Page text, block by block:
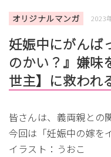
オリジナルマンガ 2023
妊娠中にがんば
のかい？』嫌
世主】に救われ
皆さんは、義両親との
今回は「妊娠中の嫁を
イラスト：うおこ